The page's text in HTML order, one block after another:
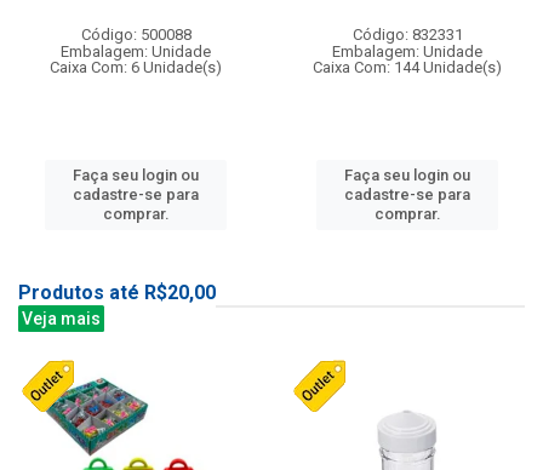
Código: 500088
Embalagem: Unidade
Caixa Com: 6 Unidade(s)
Faça seu login ou
cadastre-se para
comprar.
Código: 832331
Embalagem: Unidade
Caixa Com: 144 Unidade(s)
Faça seu login ou
cadastre-se para
comprar.
Produtos até R$20,00
Veja mais